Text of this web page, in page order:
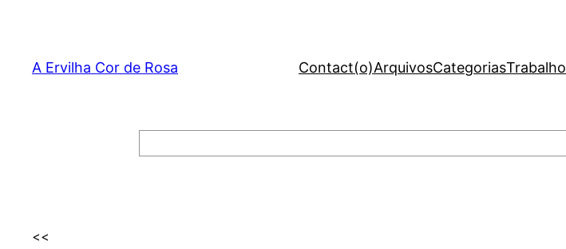
content
A Ervilha Cor de Rosa Contact(o)ArquivosCategoriasTrabalho
<<